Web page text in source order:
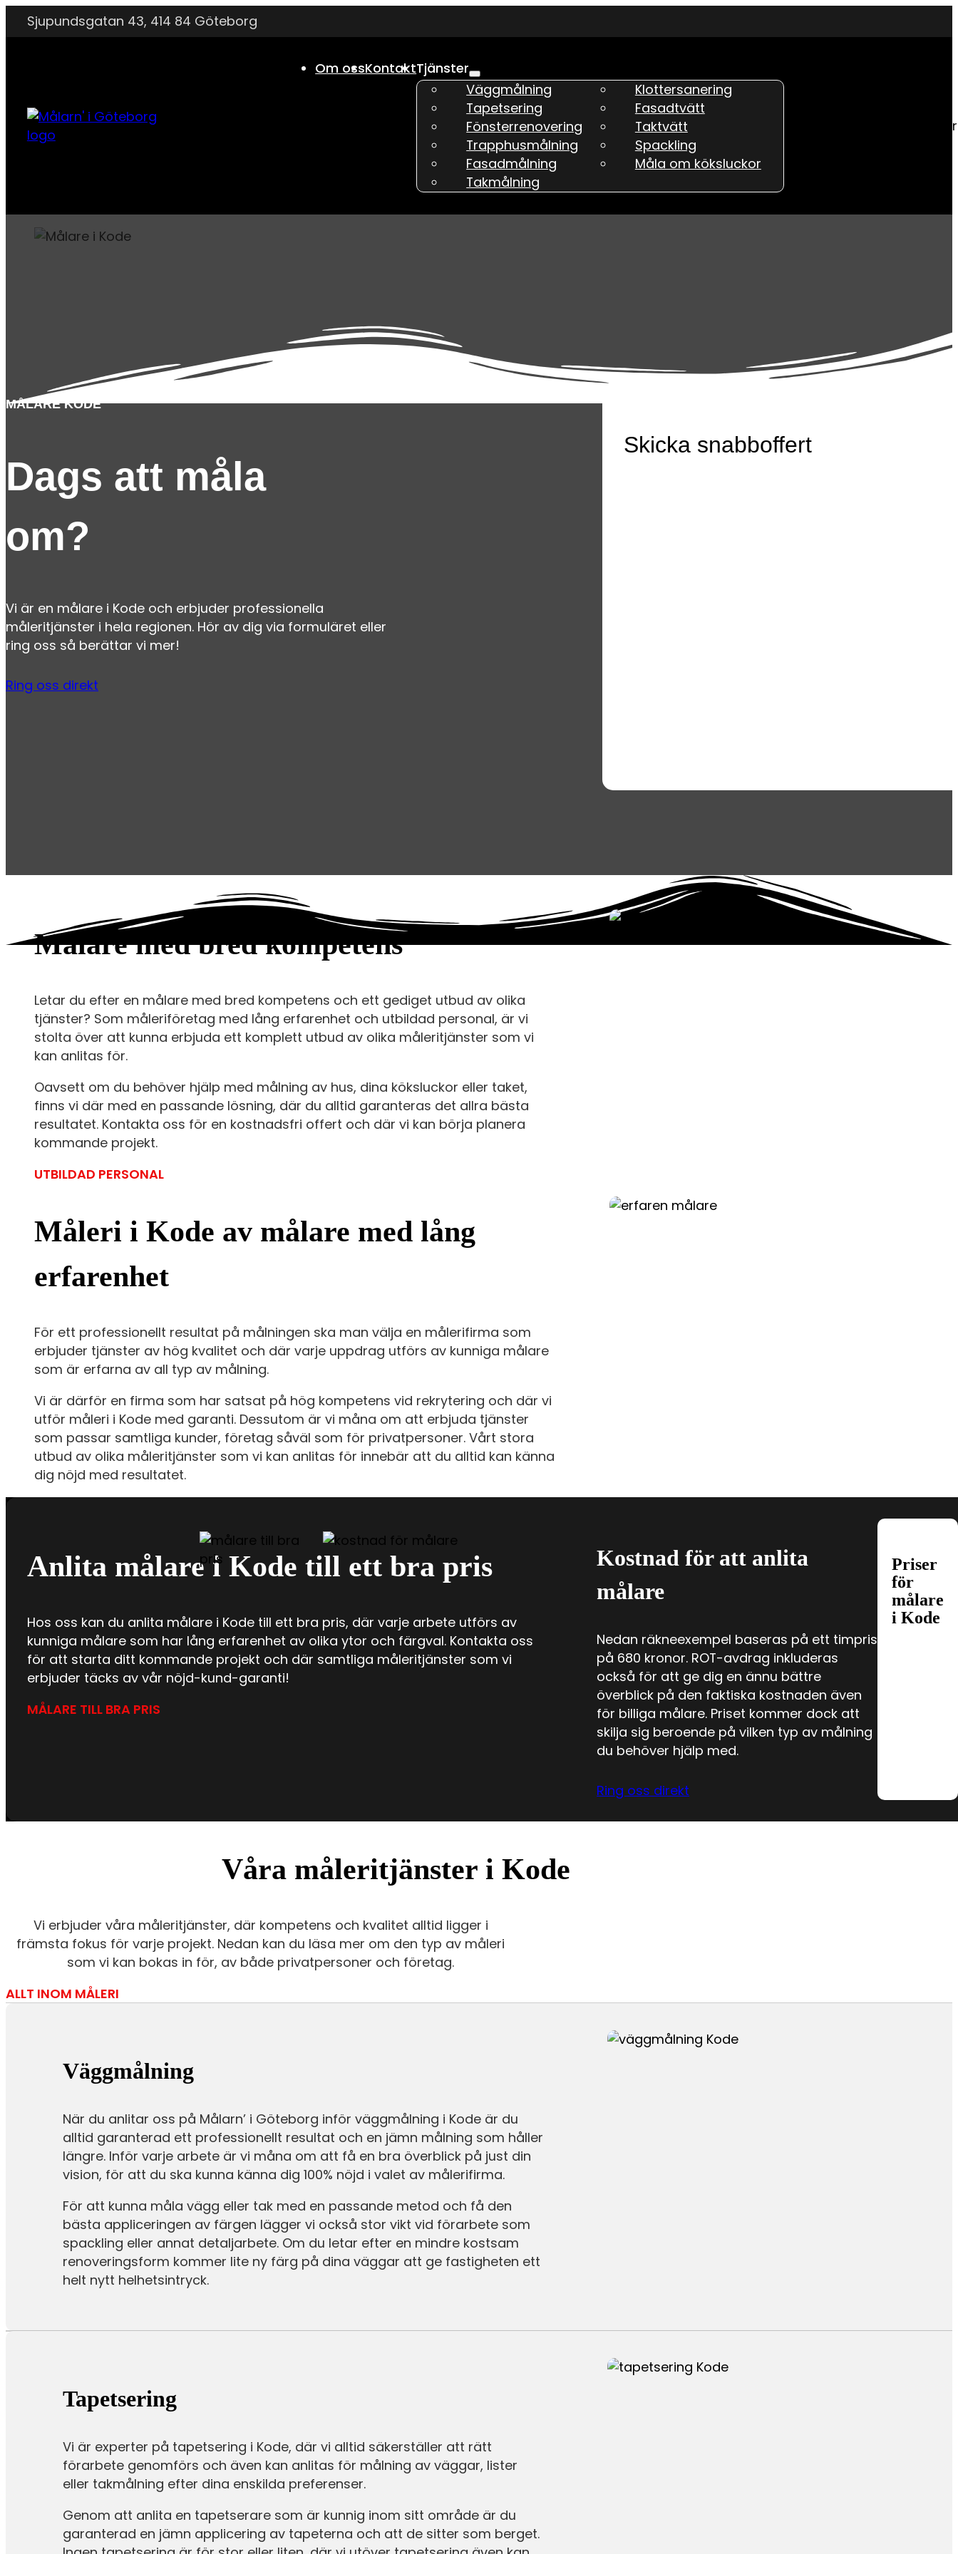
Sjupundsgatan 43, 414 84 Göteborg
Om ossKontaktTjänster
Väggmålning
Tapetsering
Fönsterrenovering
Trapphusmålning
Fasadmålning
Takmålning
Klottersanering
Fasadtvätt
Taktvätt
Spackling
Måla om köksluckor
MÅLARE KODE
Dags att måla
om?
Vi är en målare i Kode och erbjuder professionella
måleritjänster i hela regionen. Hör av dig via formuläret eller
ring oss så berättar vi mer!
Ring oss direkt
Skicka snabboffert
Målare med bred kompetens
Letar du efter en målare med bred kompetens och ett gediget utbud av olika
tjänster? Som måleriföretag med lång erfarenhet och utbildad personal, är vi
stolta över att kunna erbjuda ett komplett utbud av olika måleritjänster som vi
kan anlitas för.
Oavsett om du behöver hjälp med målning av hus, dina köksluckor eller taket,
finns vi där med en passande lösning, där du alltid garanteras det allra bästa
resultatet. Kontakta oss för en kostnadsfri offert och där vi kan börja planera
kommande projekt.
UTBILDAD PERSONAL
Måleri i Kode av målare med lång
erfarenhet
För ett professionellt resultat på målningen ska man välja en målerifirma som
erbjuder tjänster av hög kvalitet och där varje uppdrag utförs av kunniga målare
som är erfarna av all typ av målning.
Vi är därför en firma som har satsat på hög kompetens vid rekrytering och där vi
utför måleri i Kode med garanti. Dessutom är vi måna om att erbjuda tjänster
som passar samtliga kunder, företag såväl som för privatpersoner. Vårt stora
utbud av olika måleritjänster som vi kan anlitas för innebär att du alltid kan känna
dig nöjd med resultatet.
Anlita målare i Kode till ett bra pris
Hos oss kan du anlita målare i Kode till ett bra pris, där varje arbete utförs av
kunniga målare som har lång erfarenhet av olika ytor och färgval. Kontakta oss
för att starta ditt kommande projekt och där samtliga måleritjänster som vi
erbjuder täcks av vår nöjd-kund-garanti!
MÅLARE TILL BRA PRIS
Kostnad för att anlita
målare
Nedan räkneexempel baseras på ett timpris
på 680 kronor. ROT-avdrag inkluderas
också för att ge dig en ännu bättre
överblick på den faktiska kostnaden även
för billiga målare. Priset kommer dock att
skilja sig beroende på vilken typ av målning
du behöver hjälp med.
Ring oss direkt
Priser
för
målare
i Kode
Våra måleritjänster i Kode
Vi erbjuder våra måleritjänster, där kompetens och kvalitet alltid ligger i
främsta fokus för varje projekt. Nedan kan du läsa mer om den typ av måleri
som vi kan bokas in för, av både privatpersoner och företag.
ALLT INOM MÅLERI
Väggmålning
När du anlitar oss på Målarn’ i Göteborg inför väggmålning i Kode är du
alltid garanterad ett professionellt resultat och en jämn målning som håller
längre. Inför varje arbete är vi måna om att få en bra överblick på just din
vision, för att du ska kunna känna dig 100% nöjd i valet av målerifirma.
För att kunna måla vägg eller tak med en passande metod och få den
bästa appliceringen av färgen lägger vi också stor vikt vid förarbete som
spackling eller annat detaljarbete. Om du letar efter en mindre kostsam
renoveringsform kommer lite ny färg på dina väggar att ge fastigheten ett
helt nytt helhetsintryck.
Tapetsering
Vi är experter på tapetsering i Kode, där vi alltid säkerställer att rätt
förarbete genomförs och även kan anlitas för målning av väggar, lister
eller takmålning efter dina enskilda preferenser.
Genom att anlita en tapetserare som är kunnig inom sitt område är du
garanterad en jämn applicering av tapeterna och att de sitter som berget.